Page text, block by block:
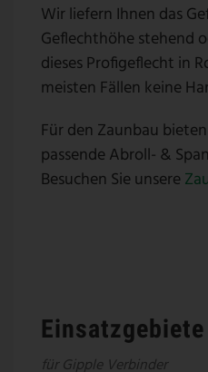
Wir liefern Ihnen das
Geflechthöhe stehend
dieses Profigeflecht in
meisten Fällen keine
Für den Zaunbau
passende Abroll- &
Besuchen Sie unsere
Einsatzgebiete
für Gipple Verbinder